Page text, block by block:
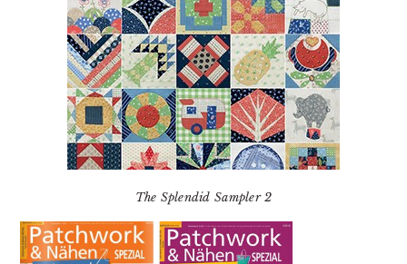
The Splendid Sampler 2